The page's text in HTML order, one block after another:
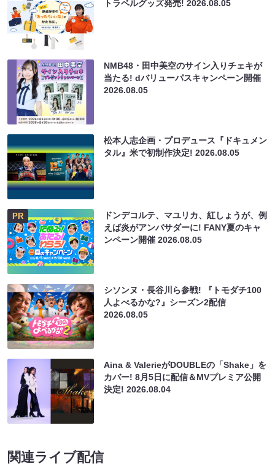
トラベルグッズ発売!2026.08.05
NMB48・田中美空のサイン入りチェキが
当たる! dバリューパスキャンペーン開催
2026.08.05
松本人志企画・プロデュース『ドキュメン
タル』米で初制作決定!2026.08.05
PR
ドンデコルテ、マユリカ、紅しょうが、例
えば炎がアンバサダーに! FANY夏のキャ
ンペーン開催2026.08.05
シソンヌ・長谷川ら参戦! 『トモダチ100
人よべるかな?』シーズン2配信
2026.08.05
Aina & ValerieがDOUBLEの「Shake」を
カバー! 8月5日に配信＆MVプレミア公開
決定!2026.08.04
関連ライブ配信